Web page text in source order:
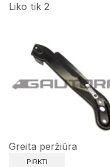
Liko tik 2
Greita peržiūra
PIRKTI